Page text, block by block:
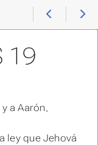
19
a Aarón,
ley que Jehová